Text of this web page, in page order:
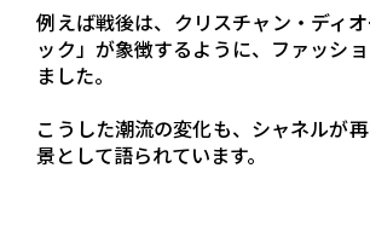
例えば戦後は、クリスチャン・ディ
ック」が象徴するように、ファッシ
ました。
こうした潮流の変化も、シャネルが
景として語られています。